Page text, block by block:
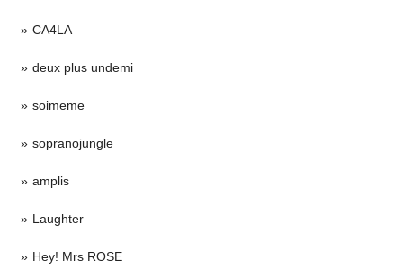
CA4LA
deux plus undemi
soimeme
sopranojungle
amplis
Laughter
Hey! Mrs ROSE